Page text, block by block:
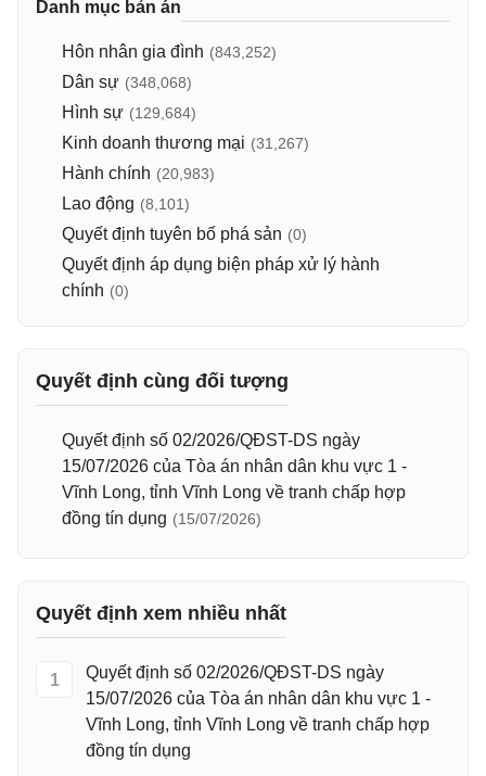
Danh mục bản án
Hôn nhân gia đình (843,252)
Dân sự (348,068)
Hình sự (129,684)
Kinh doanh thương mại (31,267)
Hành chính (20,983)
Lao động (8,101)
Quyết định tuyên bố phá sản (0)
Quyết định áp dụng biện pháp xử lý hành
chính (0)
Quyết định cùng đối tượng
Quyết định số 02/2026/QĐST-DS ngày
15/07/2026 của Tòa án nhân dân khu vực 1 -
Vĩnh Long, tỉnh Vĩnh Long về tranh chấp hợp
đồng tín dụng (15/07/2026)
Quyết định xem nhiều nhất
1
Quyết định số 02/2026/QĐST-DS ngày
15/07/2026 của Tòa án nhân dân khu vực 1 -
Vĩnh Long, tỉnh Vĩnh Long về tranh chấp hợp
đồng tín dụng